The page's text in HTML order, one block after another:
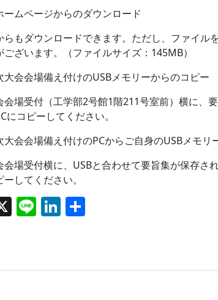
ームページからのダウンロード
らもダウンロードできます。ただし、ファイル
ございます。（ファイルサイズ：145MB）
大会会場備え付けのUSBメモリーからのコピー
会場受付（工学部2号館1階211号室前）横に、
にコピーしてください。
大会会場備え付けのPCからご自身のUSBメモリ
会場受付横に、USBと合わせて要旨集が保存さ
してください。
X Li Li
e